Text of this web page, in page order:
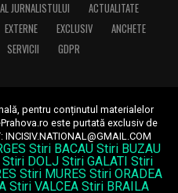
JURNALISTULUI
ACTUALITATE
EXTERNE EXCLUSIV
ANCHETE
SERVICII GDPR
pentru conținutul materialelor
este purtată exclusiv de
INCISIV.NATIONAL@GMAIL.COM
Stiri BACAU Stiri BUZAU
Stiri DOLJ Stiri GALATI Stiri
Stiri MURES Stiri ORADEA
Stiri VALCEA Stiri BRAILA